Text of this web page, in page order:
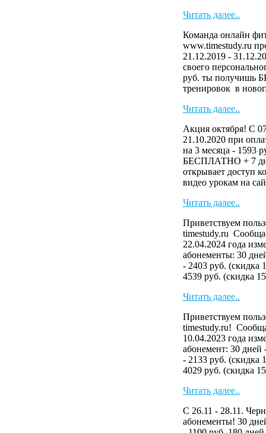
Читать далее..
Команда онлайн
www.timestudy.ru
21.12.2019 -
своего
руб. ты получишь
тренировок в
Читать далее..
Акция октября! С
21.10.2020 при
на 3 месяца - 1593
БЕСПЛАТНО + 7
открывает доступ
видео урокам на
Читать далее..
Приветствуем
timestudy.ru
22.04.2024 года
абонементы: 30
- 2403 руб. (скидка
4539 руб. (скидка
Читать далее..
Приветствуем
timestudy.ru!
10.04.2023 года
абонемент: 30 дней
- 2133 руб. (скидка
4029 руб. (скидка
Читать далее..
С 26.11 - 28.11.
абонементы! 30